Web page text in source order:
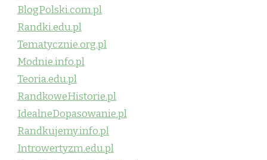
BlogPolski.com.pl
Randki.edu.pl
Tematycznie.org.pl
Modnie.info.pl
Teoria.edu.pl
RandkoweHistorie.pl
IdealneDopasowanie.pl
Randkujemy.info.pl
Introwertyzm.edu.pl